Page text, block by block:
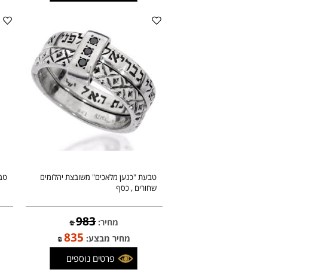
מחיר מבצע:
פרטים נוספים
טבעת "כנען מלאכים" משובצת יהלומים
טבעת